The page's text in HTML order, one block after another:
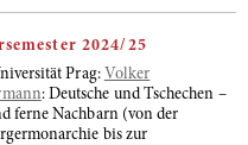
2024/25
Prag: Volker
: Deutsche und Tschechen –
ferne Nachbarn (von der
bis zur